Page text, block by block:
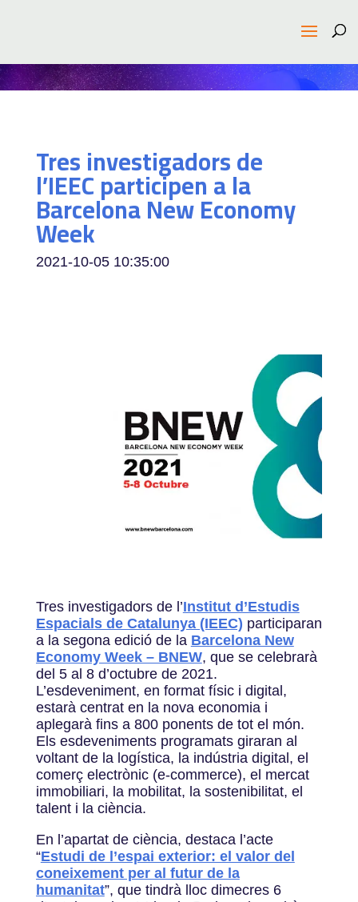
Tres investigadors de
l’IEEC participen a la
Barcelona New Economy
Week
2021-10-05 10:35:00
Tres investigadors de l’Institut d’Estudis
Espacials de Catalunya (IEEC) participaran
a la segona edició de la Barcelona New
Economy Week – BNEW, que se celebrarà
del 5 al 8 d’octubre de 2021.
L’esdeveniment, en format físic i digital,
estarà centrat en la nova economia i
aplegarà fins a 800 ponents de tot el món.
Els esdeveniments programats giraran al
voltant de la logística, la indústria digital, el
comerç electrònic (e-commerce), el mercat
immobiliari, la mobilitat, la sostenibilitat, el
talent i la ciència.
En l’apartat de ciència, destaca l’acte
“Estudi de l’espai exterior: el valor del
coneixement per al futur de la
humanitat”, que tindrà lloc dimecres 6